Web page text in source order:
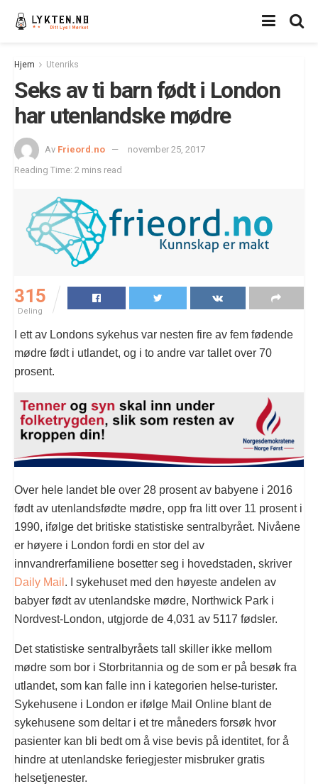
Hjem Utenriks
Seks av ti barn født i London
har utenlandske mødre
Av Frieord.no
november 25, 2017
Reading Time: 2 mins read
315
Deling
I ett av Londons sykehus var nesten fire av fem fødende
mødre født i utlandet, og i to andre var tallet over 70
prosent.
Over hele landet ble over 28 prosent av babyene i 2016
født av utenlandsfødte mødre, opp fra litt over 11 prosent i
1990, ifølge det britiske statistiske sentralbyrået. Nivåene
er høyere i London fordi en stor del av
innvandrerfamiliene bosetter seg i hovedstaden, skriver
Daily Mail . I sykehuset med den høyeste andelen av
babyer født av utenlandske mødre, Northwick Park i
Nordvest-London, utgjorde de 4,031 av 5117 fødsler.
Det statistiske sentralbyråets tall skiller ikke mellom
mødre som bor i Storbritannia og de som er på besøk fra
utlandet, som kan falle inn i kategorien helse-turister.
Sykehusene i London er ifølge Mail Online blant de
sykehusene som deltar i et tre måneders forsøk hvor
pasienter kan bli bedt om å vise bevis på identitet, for å
hindre at utenlandske feriegjester misbruker gratis
helsetjenester.